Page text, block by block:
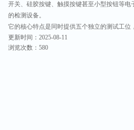
开关、硅胶按键、触摸按键甚至小型按钮等电
的检测设备。
它的核心特点是‌同时提供五个独立的测试工位‌
被测按键（或五个按键位置）‌ 进行相同的寿命
更新时间：2025-08-11
浏览次数：580